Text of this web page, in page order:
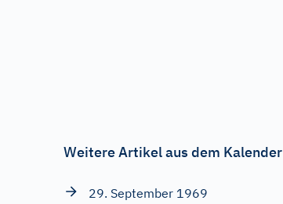
Weitere Artikel aus dem Kalender
29. September 1969